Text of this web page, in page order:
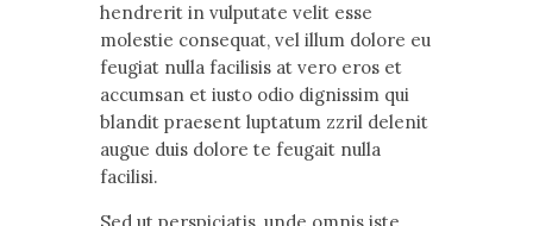
hendrerit in vulputate velit esse
molestie consequat, vel illum dolore eu
feugiat nulla facilisis at vero eros et
accumsan et iusto odio dignissim qui
blandit praesent luptatum zzril delenit
augue duis dolore te feugait nulla
facilisi.